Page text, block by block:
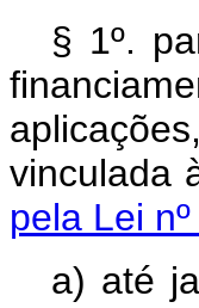
§ 1º.
vinculada
pela Lei
a) até